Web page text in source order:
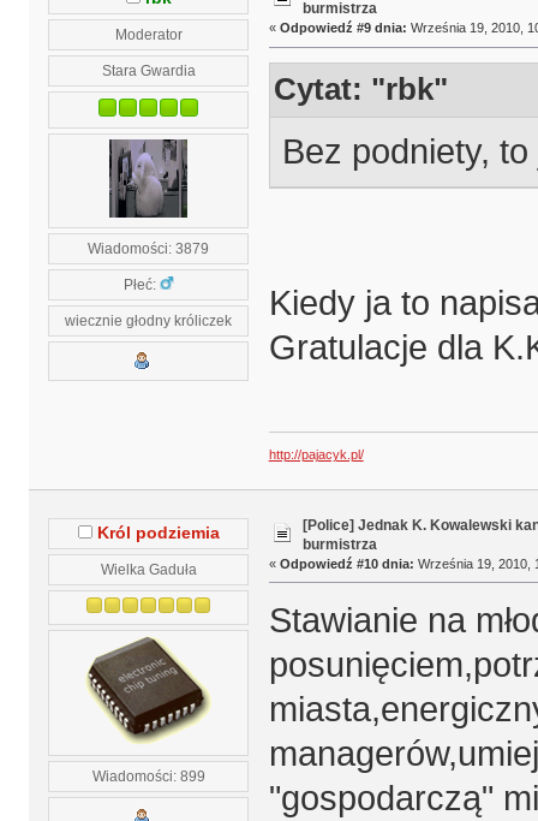
Moderator
Stara Gwardia
Wiadomości: 3879
Płeć:
wiecznie głodny króliczek
burmistrza
« Odpowiedź #9 dnia: Września 19, 2010,
Cytat: "rbk"
Bez podniety,
Kiedy ja to
Gratulacje dla
http://pajacyk.pl/
Król podziemia
Wielka Gaduła
Wiadomości: 899
[Police] Jednak K. Kowalewski
burmistrza
« Odpowiedź #10 dnia: Września 19, 2010,
Stawianie na
"gospodarczą"